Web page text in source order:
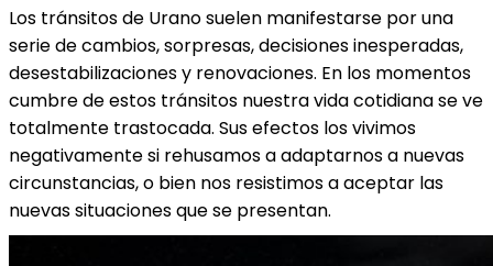
Los tránsitos de Urano suelen manifestarse por una
serie de cambios, sorpresas, decisiones inesperadas,
desestabilizaciones y renovaciones. En los momentos
cumbre de estos tránsitos nuestra vida cotidiana se ve
totalmente trastocada. Sus efectos los vivimos
negativamente si rehusamos a adaptarnos a nuevas
circunstancias, o bien nos resistimos a aceptar las
nuevas situaciones que se presentan.